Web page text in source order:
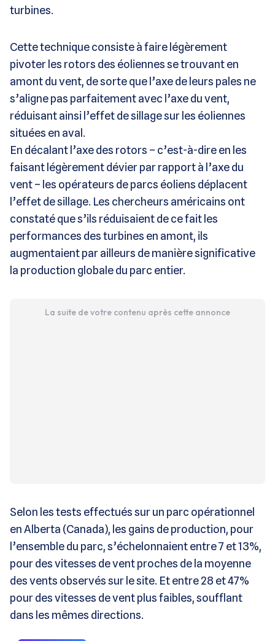
turbines.
Cette technique consiste à faire légèrement
pivoter les rotors des éoliennes se trouvant en
amont du vent, de sorte que l’axe de leurs pales ne
s’aligne pas parfaitement avec l’axe du vent,
réduisant ainsi l’effet de sillage sur les éoliennes
situées en aval.
En décalant l’axe des rotors – c’est-à-dire en les
faisant légèrement dévier par rapport à l’axe du
vent – les opérateurs de parcs éoliens déplacent
l’effet de sillage. Les chercheurs américains ont
constaté que s’ils réduisaient de ce fait les
performances des turbines en amont, ils
augmentaient par ailleurs de manière significative
la production globale du parc entier.
La suite de votre contenu après cette annonce
Selon les tests effectués sur un parc opérationnel
en Alberta (Canada), les gains de production, pour
l’ensemble du parc, s’échelonnaient entre 7 et 13%,
pour des vitesses de vent proches de la moyenne
des vents observés sur le site. Et entre 28 et 47%
pour des vitesses de vent plus faibles, soufflant
dans les mêmes directions.